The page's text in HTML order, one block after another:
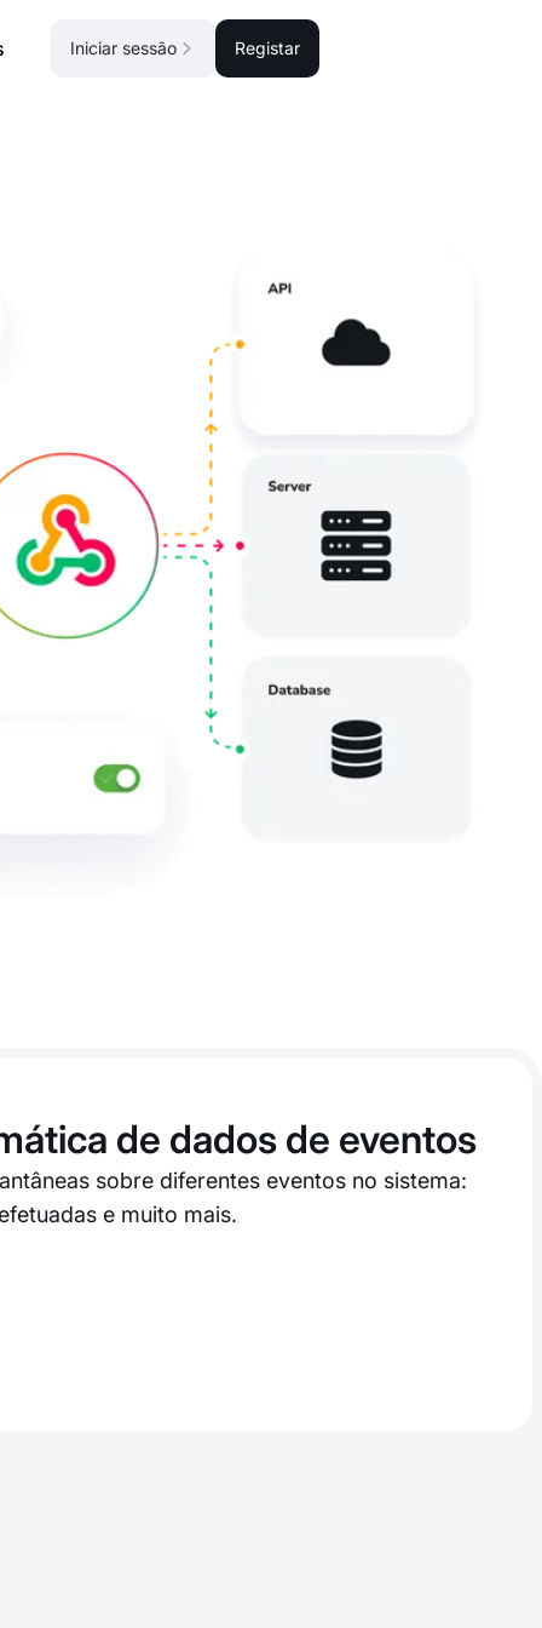
de dados de eventos
sobre diferentes eventos no sistema:
e muito mais.
Iniciar sessão Registar